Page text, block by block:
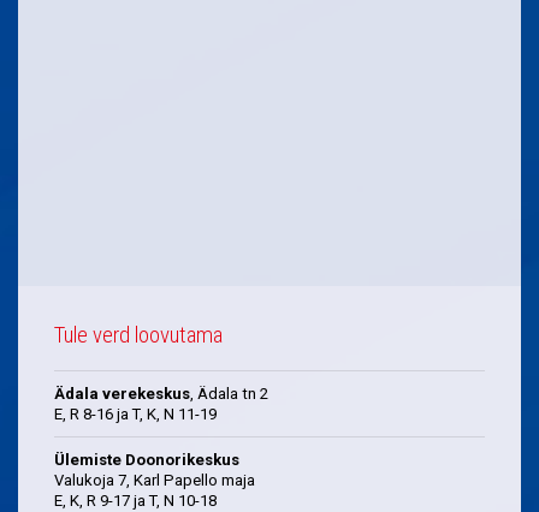
Tule verd loovutama
Ädala verekeskus, Ädala tn 2
E, R 8-16 ja T, K, N 11-19
Ülemiste Doonorikeskus
Valukoja 7, Karl Papello maja
E, K, R 9-17 ja T, N 10-18